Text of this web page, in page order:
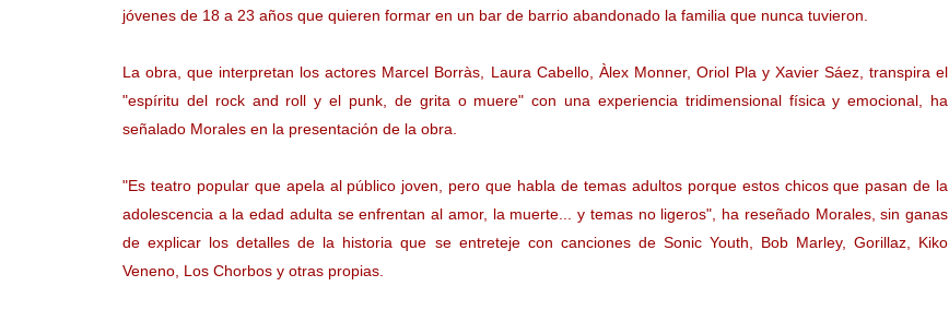
jóvenes de 18 a 23 años que quieren formar en un bar de barrio abandonado la familia que nunca tuvieron.
La obra, que interpretan los actores Marcel Borràs, Laura Cabello, Àlex Monner, Oriol Pla y Xavier Sáez, transpira el
"espíritu del rock and roll y el punk, de grita o muere" con una experiencia tridimensional física y emocional, ha
señalado Morales en la presentación de la obra.
"Es teatro popular que apela al público joven, pero que habla de temas adultos porque estos chicos que pasan de la
adolescencia a la edad adulta se enfrentan al amor, la muerte... y temas no ligeros", ha reseñado Morales, sin ganas
de explicar los detalles de la historia que se entreteje con canciones de Sonic Youth, Bob Marley, Gorillaz, Kiko
Veneno, Los Chorbos y otras propias.